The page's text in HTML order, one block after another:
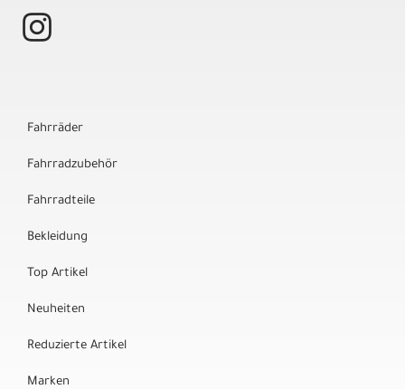
Fahrräder
Fahrradzubehör
Fahrradteile
Bekleidung
Top Artikel
Neuheiten
Reduzierte Artikel
Marken